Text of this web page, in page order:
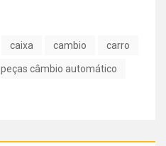
caixa cambio carro
peças câmbio automático